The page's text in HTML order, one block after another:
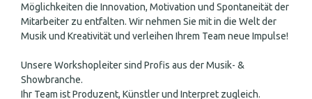
Möglichkeiten die Innovation, Motivation und Spontaneität der
Mitarbeiter zu entfalten. Wir nehmen Sie mit in die Welt der
Musik und Kreativität und verleihen Ihrem Team neue Impulse!
Unsere Workshopleiter sind Profis aus der Musik- &
Showbranche.
Ihr Team ist Produzent, Künstler und Interpret zugleich.